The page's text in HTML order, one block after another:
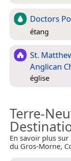
Doctors
étang
St.
Anglican
église
Terre-
En savoir plus sur
du Gros-Morne,